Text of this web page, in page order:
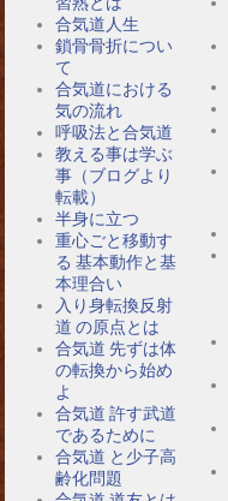
合気道人生
鎖骨骨折につい
て
合気道における
気の流れ
呼吸法と合気道
教える事は学ぶ
事（ブログより
転載）
半身に立つ
重心ごと移動す
る 基本動作と基
本理合い
入り身転換反射
道 の原点とは
合気道 先ずは体
の転換から始め
よ
合気道 許す武道
であるために
合気道 と少子高
齢化問題